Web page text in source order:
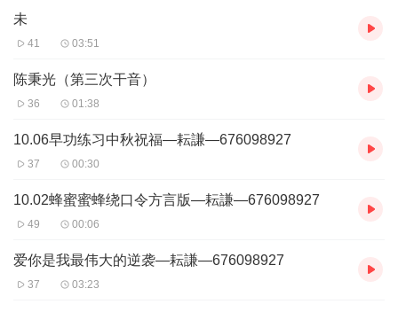
未
41 03:51
陈秉光（第三次干音）
36 01:38
10.06早功练习中秋祝福—耘謙—676098927
37 00:30
10.02蜂蜜蜜蜂绕口令方言版—耘謙—676098927
49 00:06
爱你是我最伟大的逆袭—耘謙—676098927
37 03:23